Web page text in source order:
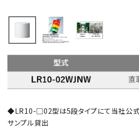
光音一体型
LED照明
散光式警光灯
◆LR10-□02型は5段タイプにて当社公式
サンプル貸出